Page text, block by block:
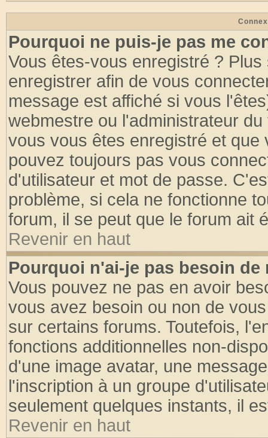
Pourquoi ne puis-je pas me
Vous êtes-vous enregistré ?
enregistrer afin de vous
message est affiché si vous
webmestre ou l'administrateur
vous vous êtes enregistré et
pouvez toujours pas vous
d'utilisateur et mot de passe.
problème, si cela ne fonctionne
forum, il se peut que le forum ait
Revenir en haut
Pourquoi n'ai-je pas besoin de
Vous pouvez ne pas en avoir
vous avez besoin ou non de
sur certains forums. Toutefois,
fonctions additionnelles non-
d'une image avatar, une
l'inscription à un groupe
seulement quelques instants, il
Revenir en haut